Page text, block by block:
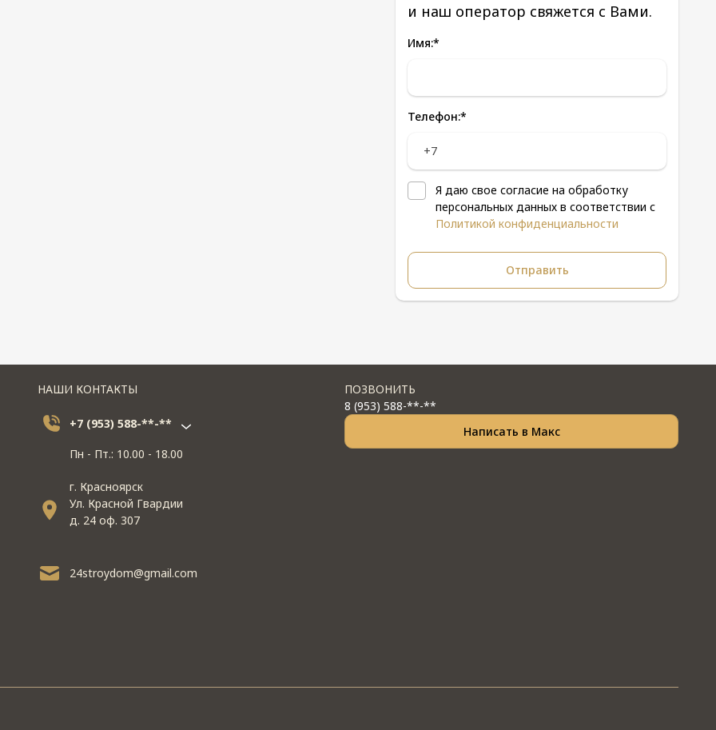
и наш оператор свяжется с Вами.
Имя:*
Телефон:*
Я даю свое согласие на обработку
персональных данных в соответствии с
Политикой конфиденциальности
НАШИ КОНТАКТЫ
+7 (953) 588-**-**
Пн - Пт.: 10.00 - 18.00
г. Красноярск
Ул. Красной Гвардии
д. 24 оф. 307
24stroydom@gmail.com
ПОЗВОНИТЬ
8 (953) 588-**-**
Написать в Макс